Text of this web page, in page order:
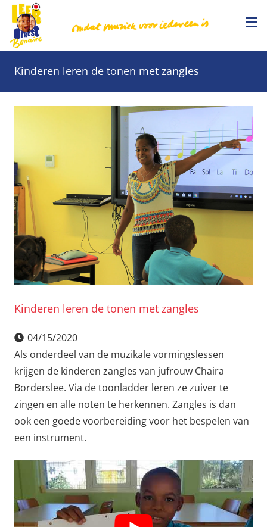
Kinderen leren de tonen met zangles
Kinderen leren de tonen met zangles
04/15/2020
Als onderdeel van de muzikale vormingslessen
krijgen de kinderen zangles van jufrouw Chaira
Borderslee. Via de toonladder leren ze zuiver te
zingen en alle noten te herkennen. Zangles is dan
ook een goede voorbereiding voor het bespelen van
een instrument.